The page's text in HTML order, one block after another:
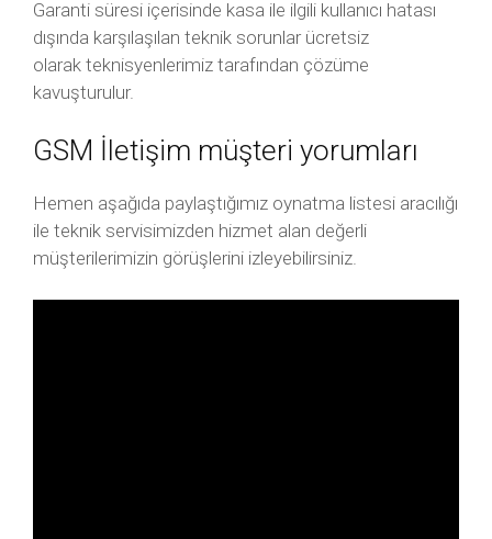
Garanti süresi içerisinde kasa ile ilgili kullanıcı hatası
dışında karşılaşılan teknik sorunlar ücretsiz
olarak teknisyenlerimiz tarafından çözüme
kavuşturulur.
GSM İletişim müşteri yorumları
Hemen aşağıda paylaştığımız oynatma listesi aracılığı
ile teknik servisimizden hizmet alan değerli
müşterilerimizin görüşlerini izleyebilirsiniz.